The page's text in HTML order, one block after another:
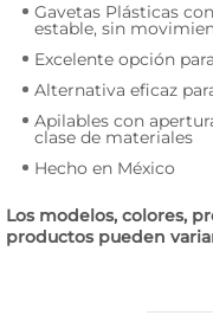
Gavetas Plásticas
estable, sin
Excelente opción
Alternativa eficaz
Apilables con
clase de materiales
Hecho en México
Los modelos, colores,
productos pueden